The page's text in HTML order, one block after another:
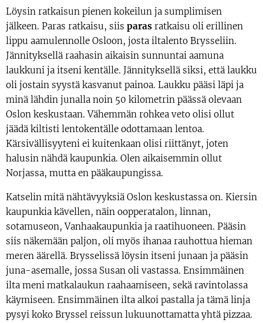
Löysin ratkaisun pienen kokeilun ja sumplimisen
jälkeen. Paras ratkaisu, siis paras ratkaisu oli erillinen
lippu aamulennolle Osloon, josta iltalento Brysseliin.
Jännityksellä raahasin aikaisin sunnuntai aamuna
laukkuni ja itseni kentälle. Jännityksellä siksi, että laukku
oli jostain syystä kasvanut painoa. Laukku pääsi läpi ja
minä lähdin junalla noin 50 kilometrin päässä olevaan
Oslon keskustaan. Vähemmän rohkea veto olisi ollut
jäädä kiltisti lentokentälle odottamaan lentoa.
Kärsivällisyyteni ei kuitenkaan olisi riittänyt, joten
halusin nähdä kaupunkia. Olen aikaisemmin ollut
Norjassa, mutta en pääkaupungissa.
Katselin mitä nähtävyyksiä Oslon keskustassa on. Kiersin
kaupunkia kävellen, näin oopperatalon, linnan,
sotamuseon, Vanhaakaupunkia ja raatihuoneen. Pääsin
siis näkemään paljon, oli myös ihanaa rauhottua hieman
meren äärellä. Brysselissä löysin itseni junaan ja pääsin
juna-asemalle, jossa Susan oli vastassa. Ensimmäinen
ilta meni matkalaukun raahaamiseen, sekä ravintolassa
käymiseen. Ensimmäinen ilta alkoi pastalla ja tämä linja
pysyi koko Bryssel reissun lukuunottamatta yhtä pizzaa.